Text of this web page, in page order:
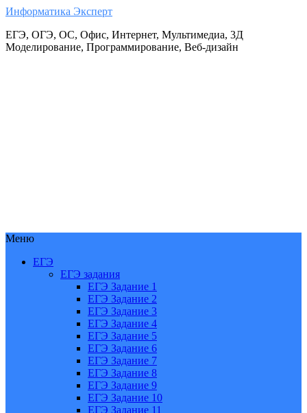
Информатика Эксперт
ЕГЭ, ОГЭ, ОС, Офис, Интернет, Мультимедиа, 3Д
Моделирование, Программирование, Веб-дизайн
Меню
ЕГЭ
ЕГЭ задания
ЕГЭ Задание 1
ЕГЭ Задание 2
ЕГЭ Задание 3
ЕГЭ Задание 4
ЕГЭ Задание 5
ЕГЭ Задание 6
ЕГЭ Задание 7
ЕГЭ Задание 8
ЕГЭ Задание 9
ЕГЭ Задание 10
ЕГЭ Задание 11